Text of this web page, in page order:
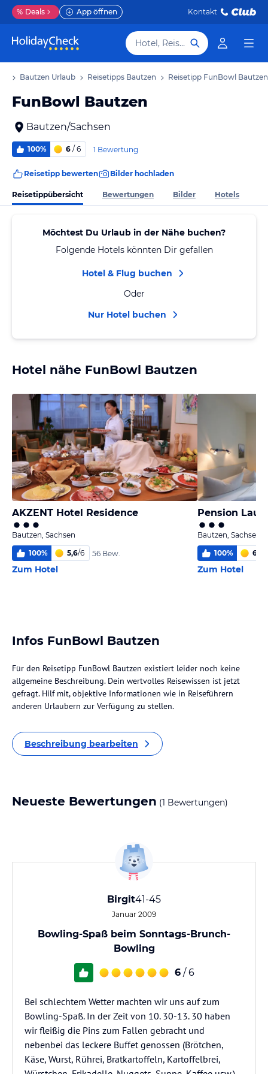
% Deals App öffnen Kontakt
Hotel, Reiseziel
Bautzen Urlaub Reisetipps Bautzen Reisetipp FunBowl Bautzen
FunBowl Bautzen
Bautzen/Sachsen
100% 6 / 6 1 Bewertung
Reisetipp bewerten Bilder hochladen
Reisetippübersicht Bewertungen Bilder Hotels
Möchtest Du Urlaub in der Nähe buchen?
Folgende Hotels könnten Dir gefallen
Hotel & Flug buchen
Oder
Nur Hotel buchen
Hotel nähe FunBowl Bautzen
AKZENT Hotel Residence
Bautzen, Sachsen
100% 5,6/6 56 Bew.
Zum Hotel
Pension
Bautzen, Sachsen
100% 6
Zum Hotel
Infos FunBowl Bautzen
Für den Reisetipp FunBowl Bautzen existiert leider noch keine
allgemeine Beschreibung. Dein wertvolles Reisewissen ist jetzt
gefragt. Hilf mit, objektive Informationen wie in Reiseführern
anderen Urlaubern zur Verfügung zu stellen.
Beschreibung bearbeiten
Neueste Bewertungen (1 Bewertungen)
Birgit41-45
Januar 2009
Bowling-Spaß beim Sonntags-Brunch-
Bowling
6 / 6
Bei schlechtem Wetter machten wir uns auf zum
Bowling-Spaß. In der Zeit von 10. 30-13. 30 haben
wir fleißig die Pins zum Fallen gebracht und
nebenbei das leckere Buffet genossen (Brötchen,
Käse, Wurst, Rührei, Bratkartoffeln, Kartoffelbrei,